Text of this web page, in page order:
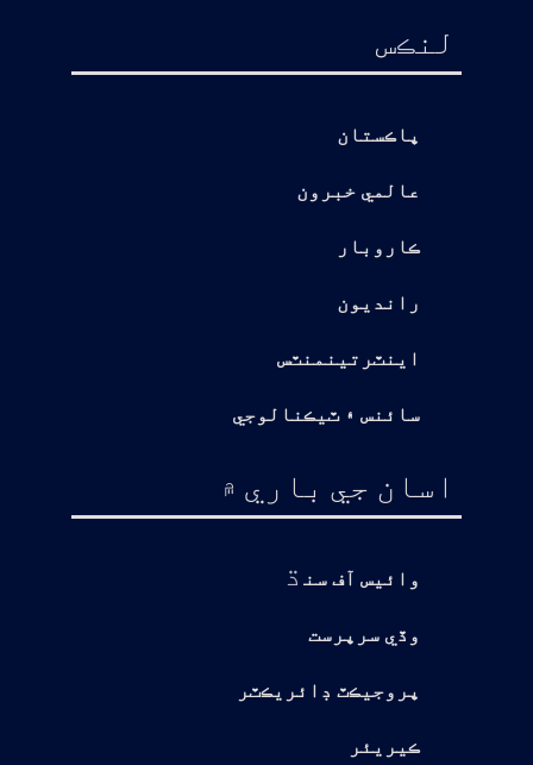
لنڪس
پاڪستان
عالمي خبرون
ڪاروبار
رانديون
اينٽرتينمنٽس
سائنس ۽ ٽيڪنالوجي
اسان جي باري ۾
وائيس آف سن ڌ
وڏي سرپرست
پروجيڪٽ ڊائريڪٽر
ڪيريئر